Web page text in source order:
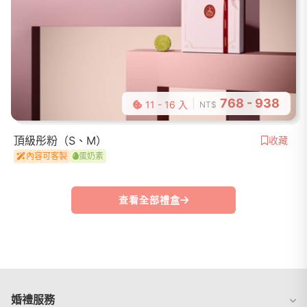
11 - 16 入 NT$ 768 - 938
頂級彤粉（S、M） 收藏
內容可客製 蛋奶素
查看全部禮盒
婚禮服務